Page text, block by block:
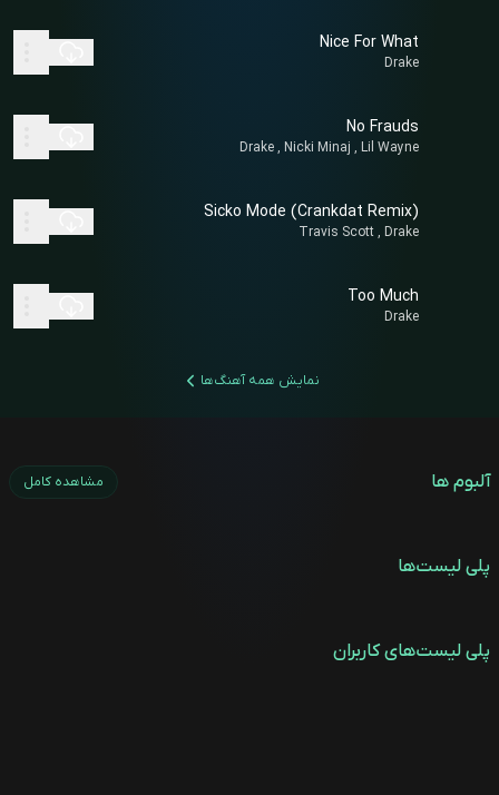
Nice For What
Drake
No Frauds
Drake , Nicki Minaj , Lil Wayne
Sicko Mode (Crankdat Remix)
Travis Scott , Drake
Too Much
Drake
نمایش همه آهنگ‌ها
آلبوم ها مشاهده کامل
پلی لیست‌ها
پلی لیست‌های کاربران